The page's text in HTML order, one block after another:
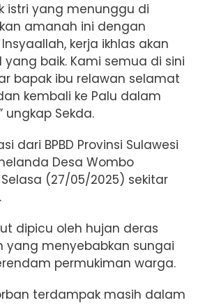
istri yang menunggu di
amanah ini dengan
kerja ikhlas akan
baik. Kami semua di sini
bapak ibu relawan selamat
kembali ke Palu dalam
ungkap Sekda.
dari BPBD Provinsi Sulawesi
Desa Wombo
(27/05/2025) sekitar
dipicu oleh hujan deras
yang menyebabkan sungai
permukiman warga.
terdampak masih dalam